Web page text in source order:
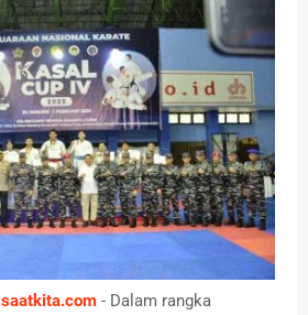
saatkita.com - Dalam rangka